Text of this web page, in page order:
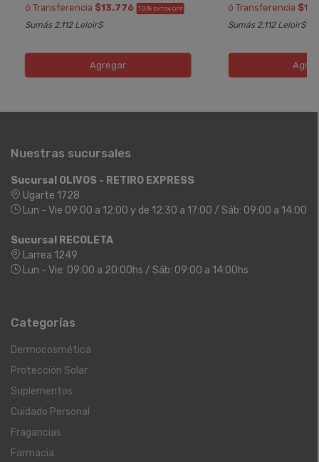
ó Transferencia $13.776 10% EXTRA OFF
Sumás 2.112 Leloir$
Agregar
ó Transferencia
Sumás 2.112 Leloir$
Nuestras sucursales
Sucursal OLIVOS - RETIRO EXPRESS
Ugarte 1728
Lun - Vie 09:00 a 12:00 y de 12:30 a 17:00 / Sáb: 09:00 a 14:00
Sucursal RECOLETA
Larrea 1249
Lun - Vie: 09:00 a 20:00hs / Sáb: 09:00 a 14:00hs
Categorías
Dermocosmética
Protección Solar
Suplementos
Cuidado Personal
Fragancias
Farmacia